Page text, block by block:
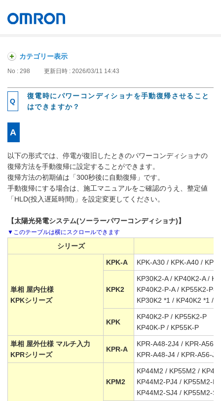
カテゴリー表示
No : 298 更新日時 : 2026/03/11 14:43
復電時にパワーコンディショナを手動復帰させること
はできますか？
以下の形式では、停電が復旧したときのパワーコンディショナの
復帰方法を手動復帰に設定することができます。
復帰方法の初期値は「300秒後に自動復帰」です。
手動復帰にする場合は、施工マニュアルをご確認のうえ、整定値
「HLD(投入遅延時間)」を設定変更してください。
【太陽光発電システム(ソーラーパワーコンディショナ)】
シリーズ
単相 屋内仕様
KPKシリーズ
KPK-A KPK-A30 / KPK-A40 /
KPK2
KP30K2-A / KP40K2-A /
KP40K2-P-A / KP55K2-P-A
KP30K2 *1 / KP40K2 *1 /
KPK
KP40K2-P / KP55K2-P
KP40K-P / KP55K-P
単相 屋外仕様 マルチ入力
KPRシリーズ
KPR-A
KPR-A48-2J4 / KPR-A56-
KPR-A48-J4 / KPR-A56-J4
KPM2
KP44M2 / KP55M2 /
KP44M2-PJ4 / KP55M2-
KP44M2-SJ4 / KP55M2-